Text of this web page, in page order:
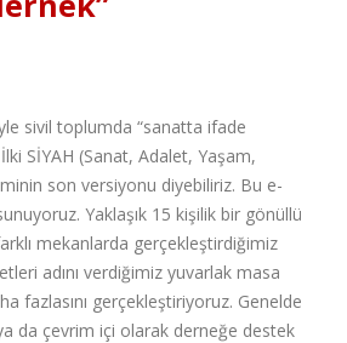
sivil toplumda “sanatta ifade
SİYAH (Sanat, Adalet, Yaşam,
son versiyonu diyebiliriz. Bu e-
Yaklaşık 15 kişilik bir gönüllü
mekanlarda gerçekleştirdiğimiz
adını verdiğimiz yuvarlak masa
fazlasını gerçekleştiriyoruz. Genelde
da çevrim içi olarak derneğe destek